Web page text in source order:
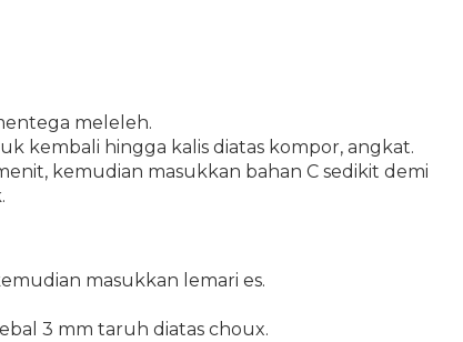
meleleh.
kembali hingga kalis diatas kompor, angkat.
kemudian masukkan bahan C sedikit demi
masukkan lemari es.
3 mm taruh diatas choux.